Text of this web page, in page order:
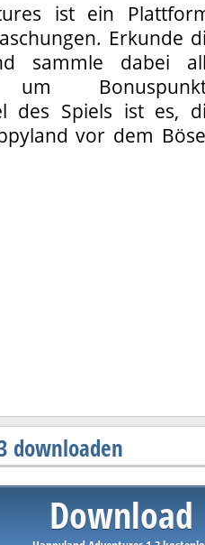
ist ein
Erkunde
sammle dabei
des Spiels ist es,
vor dem
downloaden
Download